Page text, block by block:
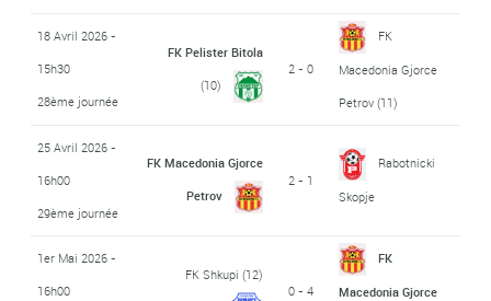
18 Avril 2026 -
15h30
28ème journée
FK Pelister Bitola
(10)
2 - 0
FK
Macedonia Gjorce
Petrov(11)
25 Avril 2026 -
16h00
29ème journée
FK Macedonia Gjorce
Petrov
2 - 1
Rabotnicki
Skopje
1er Mai 2026 -
16h00
FK Shkupi (12)
0 - 4
FK
Macedonia Gjorce